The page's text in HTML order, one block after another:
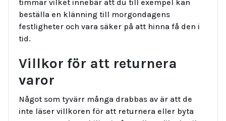
timmar vilket innebär att du till exempel kan
beställa en klänning till morgondagens
festligheter och vara säker på att hinna få den i
tid.
Villkor för att returnera
varor
Något som tyvärr många drabbas av är att de
inte läser villkoren för att returnera eller byta